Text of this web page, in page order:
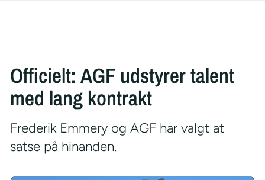
Officielt: AGF udstyrer talent
med lang kontrakt
Frederik Emmery og AGF har valgt at
satse på hinanden.